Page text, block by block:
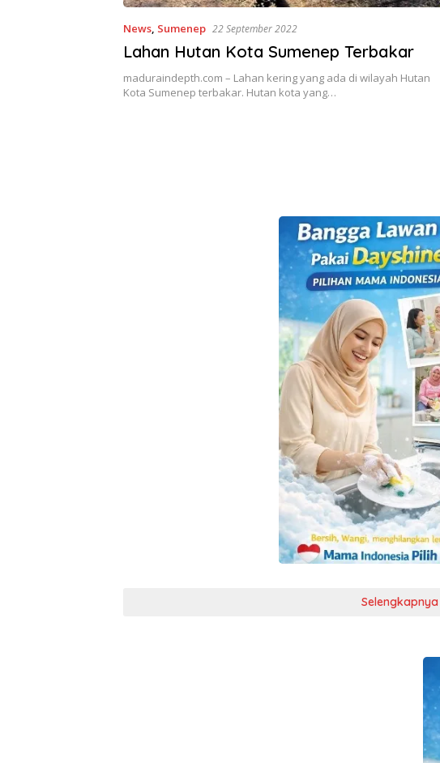
News, Sumenep 22 September 2022
Lahan Hutan Kota Sumenep Terbakar
maduraindepth.com – Lahan kering yang ada di wilayah Hutan
Kota Sumenep terbakar. Hutan kota yang…
Selengkapnya